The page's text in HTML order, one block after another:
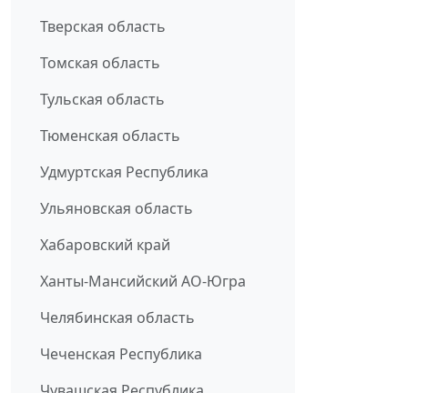
Тверская область
Томская область
Тульская область
Тюменская область
Удмуртская Республика
Ульяновская область
Хабаровский край
Ханты-Мансийский АО-Югра
Челябинская область
Чеченская Республика